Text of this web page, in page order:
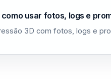
usar fotos, logs e
3D com fotos, logs e